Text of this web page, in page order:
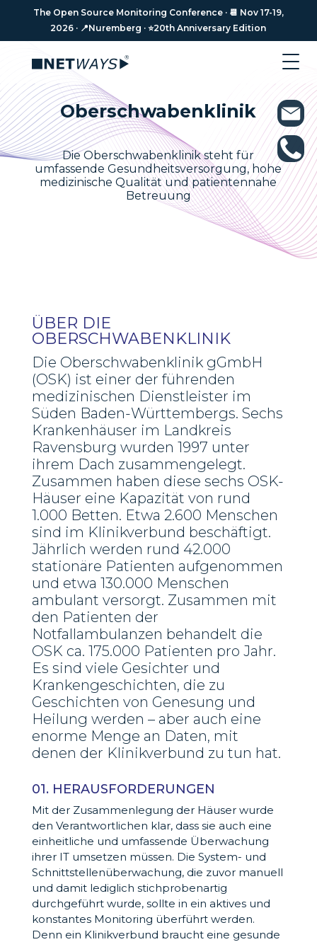
The Open Source Monitoring Conference · 📆 Nov 17-19,
2026 · 📍Nuremberg · ⭐️20th Anniversary Edition
Oberschwaben­klinik
Die Oberschwabenklinik steht für
umfassende Gesundheitsversorgung, hohe
medizinische Qualität und patientennahe
Betreuung
ÜBER DIE
OBERSCHWABENKLINIK
Die Oberschwabenklinik gGmbH
(OSK) ist einer der führenden
medizinischen Dienstleister im
Süden Baden-Württembergs. Sechs
Krankenhäuser im Landkreis
Ravensburg wurden 1997 unter
ihrem Dach zusammengelegt.
Zusammen haben diese sechs OSK-
Häuser eine Kapazität von rund
1.000 Betten. Etwa 2.600 Menschen
sind im Klinikverbund beschäftigt.
Jährlich werden rund 42.000
stationäre Patienten aufgenommen
und etwa 130.000 Menschen
ambulant versorgt. Zusammen mit
den Patienten der
Notfallambulanzen behandelt die
OSK ca. 175.000 Patienten pro Jahr.
Es sind viele Gesichter und
Krankengeschichten, die zu
Geschichten von Genesung und
Heilung werden – aber auch eine
enorme Menge an Daten, mit
denen der Klinikverbund zu tun hat.
01. HERAUSFORDERUNGEN
Mit der Zusammenlegung der Häuser wurde
den Verantwortlichen klar, dass sie auch eine
einheitliche und umfassende Überwachung
ihrer IT umsetzen müssen. Die System- und
Schnittstellenüberwachung, die zuvor manuell
und damit lediglich stichprobenartig
durchgeführt wurde, sollte in ein aktives und
konstantes Monitoring überführt werden.
Denn ein Klinikverbund braucht eine gesunde